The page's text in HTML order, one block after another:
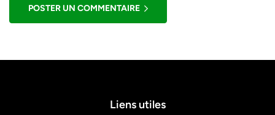
POSTER UN COMMENTAIRE
Liens utiles